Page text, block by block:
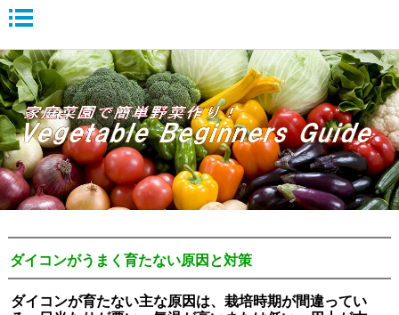
ダイコンがうまく育たない原因と対策
ダイコンが育たない主な原因は、栽培時期が間違ってい